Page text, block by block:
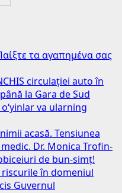
τα αγαπημένα σας
circulației auto în
la Gara de Sud
va ularning
acasă. Tensiunea
Dr. Monica Trofin-
de bun-simț!
în domeniul
Guvernul